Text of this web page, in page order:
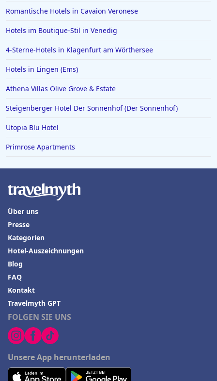
Romantische Hotels in Cavaion Veronese
Hotels im Boutique-Stil in Venedig
4-Sterne-Hotels in Klagenfurt am Wörthersee
Hotels in Lingen (Ems)
Athena Villas Olive Grove & Estate
Steigenberger Hotel Der Sonnenhof (Der Sonnenhof)
Utopia Blu Hotel
Primrose Apartments
FOLGEN SIE UNS
Unsere App herunterladen
Über uns
Presse
Kategorien
Hotel-Auszeichnungen
Blog
FAQ
Kontakt
Travelmyth GPT